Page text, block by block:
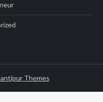
Themes